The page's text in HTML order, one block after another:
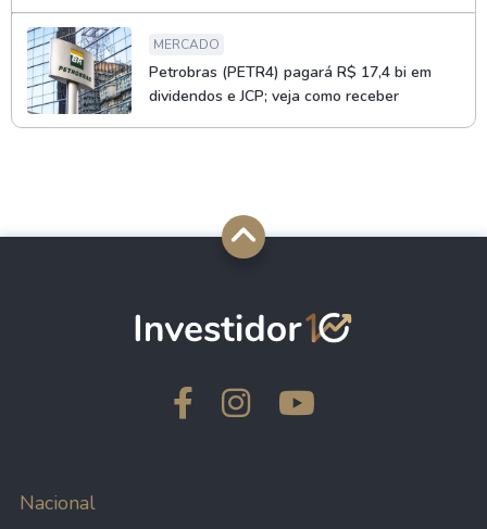
MERCADO
Petrobras (PETR4) pagará R$ 17,4 bi em
dividendos e JCP; veja como receber
Nacional